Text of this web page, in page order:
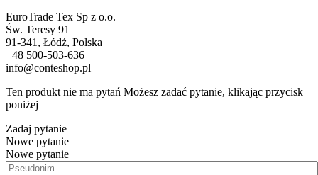
EuroTrade Tex Sp z o.o.
Św. Teresy 91
91-341, Łódź, Polska
+48 500-503-636
info@conteshop.pl
Ten produkt nie ma pytań Możesz zadać pytanie, klikając przycisk
poniżej
Zadaj pytanie
Nowe pytanie
Nowe pytanie